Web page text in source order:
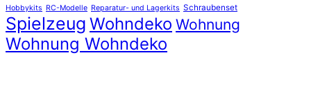
Hobbykits RC-Modelle Reparatur- und Lagerkits Schraubenset
Spielzeug Wohndeko Wohnung
Wohnung Wohndeko